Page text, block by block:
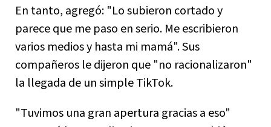
En tanto, agregó: "Lo subieron cortado y
parece que me paso en serio. Me escribieron
varios medios y hasta mi mamá". Sus
compañeros le dijeron que "no racionalizaron"
la llegada de un simple TikTok.
"Tuvimos una gran apertura gracias a eso"